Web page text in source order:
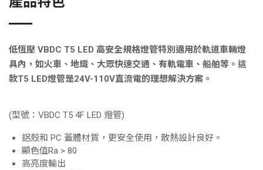
低恆壓 VBDC T5 LED 高安全規格燈管特別適用於軌道車輛燈
具內，如火車、地鐵、大眾快速交通、有軌電車、船舶等。這
款T5 LED燈管是24V-110V直流電的理想解決方案。
(型號：VBDC T5 4F LED 燈管)
鋁殼和 PC 蓋體材質，更安全使用，散熱設計良好。
顯色值Ra > 80
高亮度輸出